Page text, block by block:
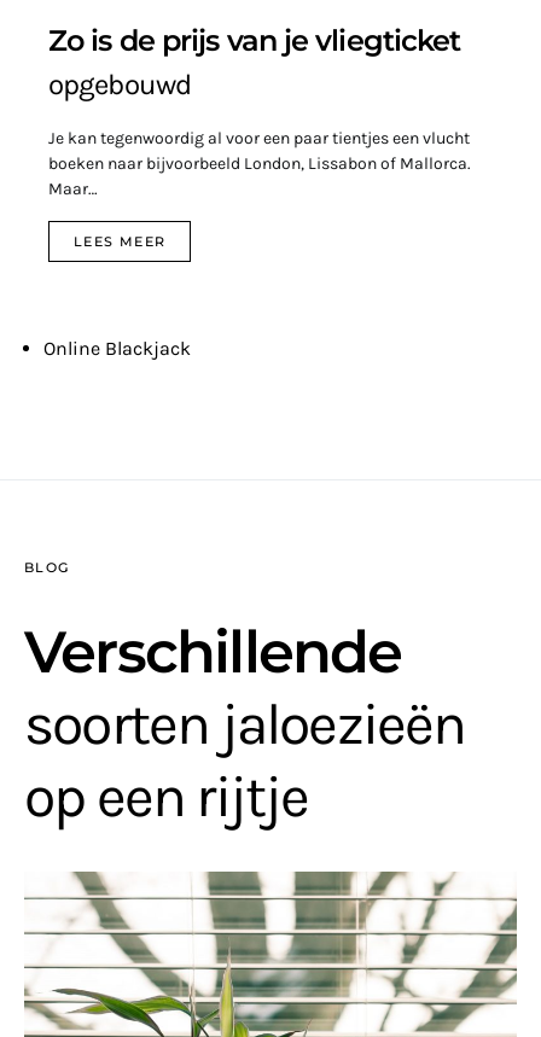
Zo is de prijs van je vliegticket
opgebouwd
Je kan tegenwoordig al voor een paar tientjes een vlucht
boeken naar bijvoorbeeld London, Lissabon of Mallorca.
Maar…
LEES MEER
Online Blackjack
BLOG
Verschillende
soorten jaloezieën
op een rijtje